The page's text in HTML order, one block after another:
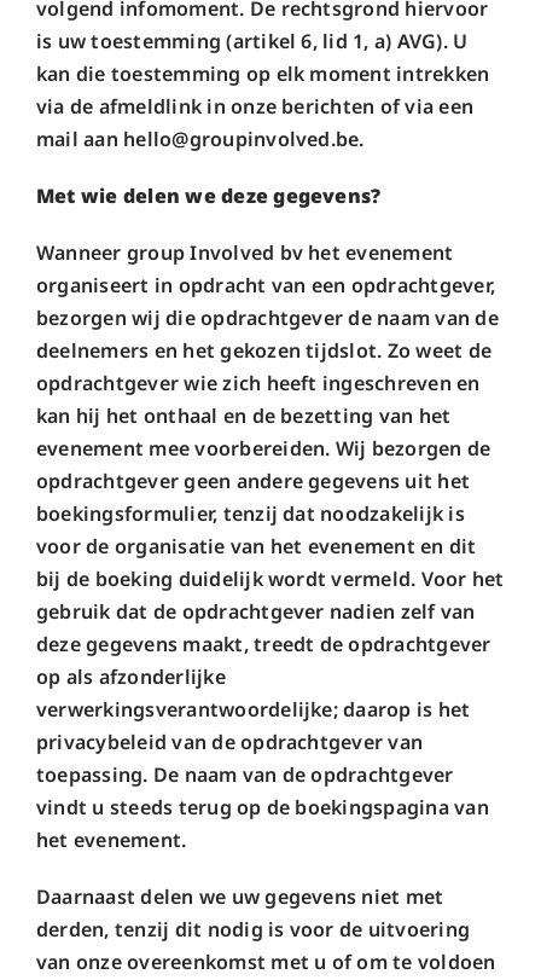
volgend infomoment. De rechtsgrond hiervoor
is uw toestemming (artikel 6, lid 1, a) AVG). U
kan die toestemming op elk moment intrekken
via de afmeldlink in onze berichten of via een
mail aan hello@groupinvolved.be.
Met wie delen we deze gegevens?
Wanneer group Involved bv het evenement
organiseert in opdracht van een opdrachtgever,
bezorgen wij die opdrachtgever de naam van de
deelnemers en het gekozen tijdslot. Zo weet de
opdrachtgever wie zich heeft ingeschreven en
kan hij het onthaal en de bezetting van het
evenement mee voorbereiden. Wij bezorgen de
opdrachtgever geen andere gegevens uit het
boekingsformulier, tenzij dat noodzakelijk is
voor de organisatie van het evenement en dit
bij de boeking duidelijk wordt vermeld. Voor het
gebruik dat de opdrachtgever nadien zelf van
deze gegevens maakt, treedt de opdrachtgever
op als afzonderlijke
verwerkingsverantwoordelijke; daarop is het
privacybeleid van de opdrachtgever van
toepassing. De naam van de opdrachtgever
vindt u steeds terug op de boekingspagina van
het evenement.
Daarnaast delen we uw gegevens niet met
derden, tenzij dit nodig is voor de uitvoering
van onze overeenkomst met u of om te voldoen